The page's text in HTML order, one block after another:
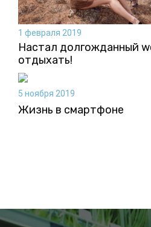
1 февраля 2019
Настал долгожданный
отдыхать!
5 ноября 2019
Жизнь в смартфоне